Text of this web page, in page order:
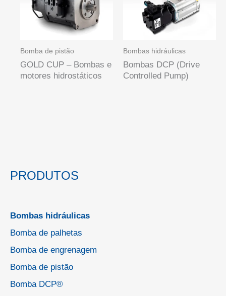
Bomba de pistão
GOLD CUP – Bombas e
motores hidrostáticos
Bombas hidráulicas
Bombas DCP (Drive
Controlled Pump)
PRODUTOS
Bombas hidráulicas
Bomba de palhetas
Bomba de engrenagem
Bomba de pistão
Bomba DCP®